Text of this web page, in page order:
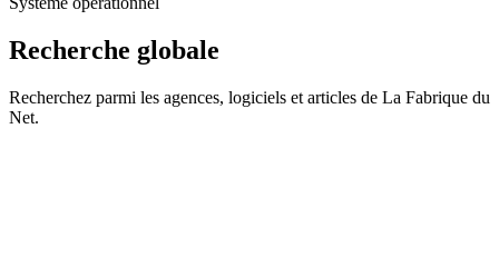
Recherche globale
Recherchez parmi les agences, logiciels et articles de La Fabrique du
Net.